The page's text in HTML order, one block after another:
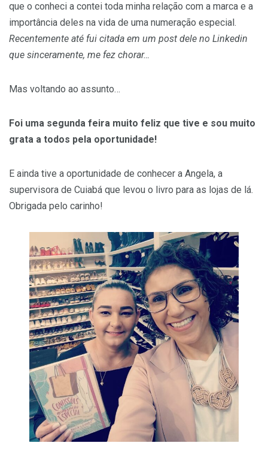
que o conheci a contei toda minha relação com a marca e a
importância deles na vida de uma numeração especial.
Recentemente até fui citada em um post dele no Linkedin
que sinceramente, me fez chorar…
Mas voltando ao assunto…
Foi uma segunda feira muito feliz que tive e sou muito
grata a todos pela oportunidade!
E ainda tive a oportunidade de conhecer a Angela, a
supervisora de Cuiabá que levou o livro para as lojas de lá.
Obrigada pelo carinho!